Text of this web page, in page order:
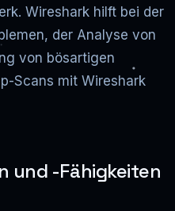
Wireshark hilft bei der
der Analyse von
von bösartigen
Scans mit Wireshark
und -Fähigkeiten